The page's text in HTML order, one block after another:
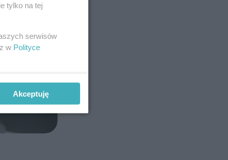
tylko na tej
serwisów
w Polityce
Akceptuję